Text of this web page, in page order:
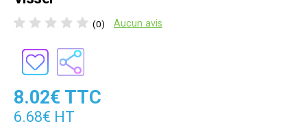
(0) Aucun avis
8.02€ TTC
6.68€ HT